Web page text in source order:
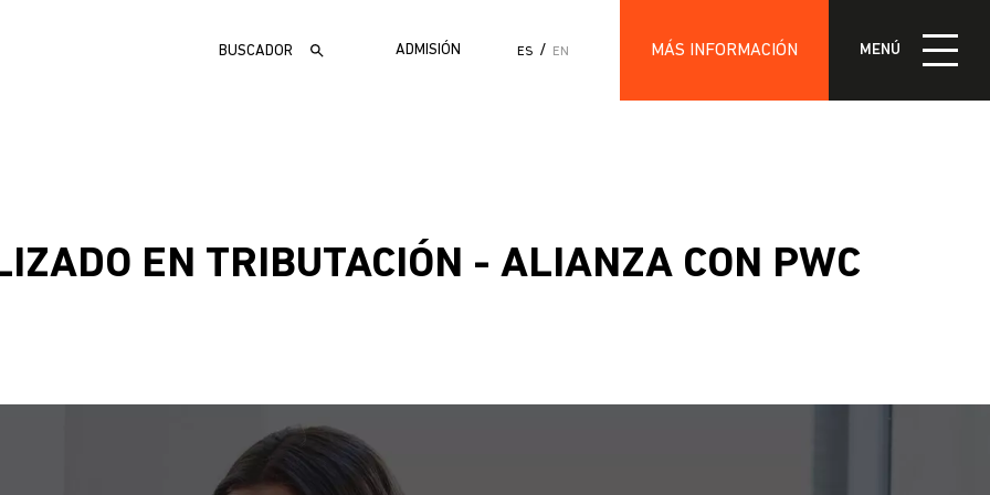
Buscar
MENÚ
ADMISIÓN ES EN MÁS INFORMACIÓN MENÚ
EN TRIBUTACIÓN - ALIANZA CON PWC